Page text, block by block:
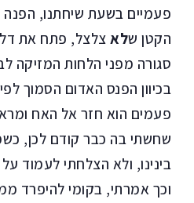
פעמיים בשעת שיחתנו, הפנה
הקטן שלאצלצל, פתח את
סגורה מפני הלחות המזיקה
בכיוון הפנס האדום הסמוך
פעמים הוא חזר אל האח
שחשתי בה כבר קודם לכן,
בינינו, ולא הצלחתי לעמוד
וכך אמרתי, בקומי להיפרד